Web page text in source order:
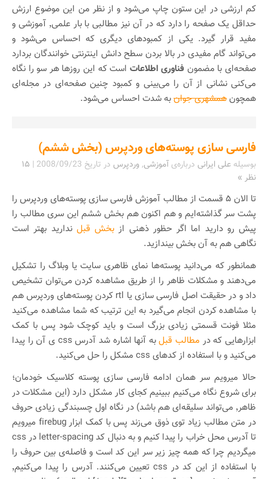
کم ارزشی در این ستون چاپ می‌شود و از نظر من این موضوع ارزش
حداقل یک صفحه را دارد که در آن نیز مطالبی با بار علمی٬ آموزشی و
مفید قرار گیرد. یکی از کمبود‌های دیگری که احساس می‌شود و
می‌تواند گام مفیدی در بالا بردن سطح دانش اینترنتی خوانندگان بردارد
صفحه‌ای با مضمون فناوری اطلاعات است که این روزها هر سو را نگاه
می‌کنی نشانی از آن را می‌بینی و کمبود چنین صفحه‌ای در مجله‌ای
همچونهمشهری جوانبه شدت احساس می‌شود.
فارسی سازی پوسته‌های وردپرس (بخش ششم)
بوسیله علی ایرانی درباره‌یآموزشی,وردپرس در تاریخ 2008/09/23
| ۱۵
نظر »
تا الان ۵ قسمت از مطالب آموزش فارسی سازی پوسته‌های وردپرس را
پشت سر گذاشته‌ایم و هم اکنون هم بخش ششم این سری مطالب را
پیش رو دارید اما اگر حظور ذهنی از بخش قبل ندارید بهتر است
نگاهی هم به آن بخش بیندازید.
همانطور که می‌دانید پوسته‌ها نمای ظاهری سایت یا وبلاگ را تشکیل
می‌دهند و مشکلات ظاهر را از طریق مشاهده کردن می‌توان تشخیص
داد و در حقیقت اصل فارسی سازی یا rtl کردن پوسته‌های وردپرس هم
با مشاهده کردن انجام می‌گیرد به این ترتیب که شما مشاهده می‌کنید
مثلا فونت قسمتی زیادی بزرگ است و باید کوچک شود پس با کمک
ابزارهایی که در مطالب قبل
به آنها اشاره شد آدرس css ی آن را پیدا
می‌کنید و با استفاده از کدهای css مشکل را حل می‌کنید.
حالا میرویم سر همان ادامه فارسی سازی پوسته کلاسیک خودمان؛
برای شروع نگاه می‌کنیم ببینیم کجای کار مشکل دارد (این مشکلات در
ظاهر٬ می‌تواند سلیقه‌ای هم باشد) در نگاه اول چسبندگی زیادی حروف
در متن مطالب زیاد توی ذوق می‌زند پس با کمک ابزار firebug میرویم
تا آدرس محل خراب را پیدا کنیم و به دنبال کد letter-spacing در css
میگردیم چرا که همه چیز زیر سر این کد است و فاصله‌ی بین حروف را
با استفاده از این کد در css تعیین می‌کنند. آدرس را پیدا می‌کنیم٬